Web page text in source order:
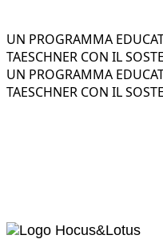
UN PROGRAMMA
TAESCHNER CON IL
UN PROGRAMMA
TAESCHNER CON IL